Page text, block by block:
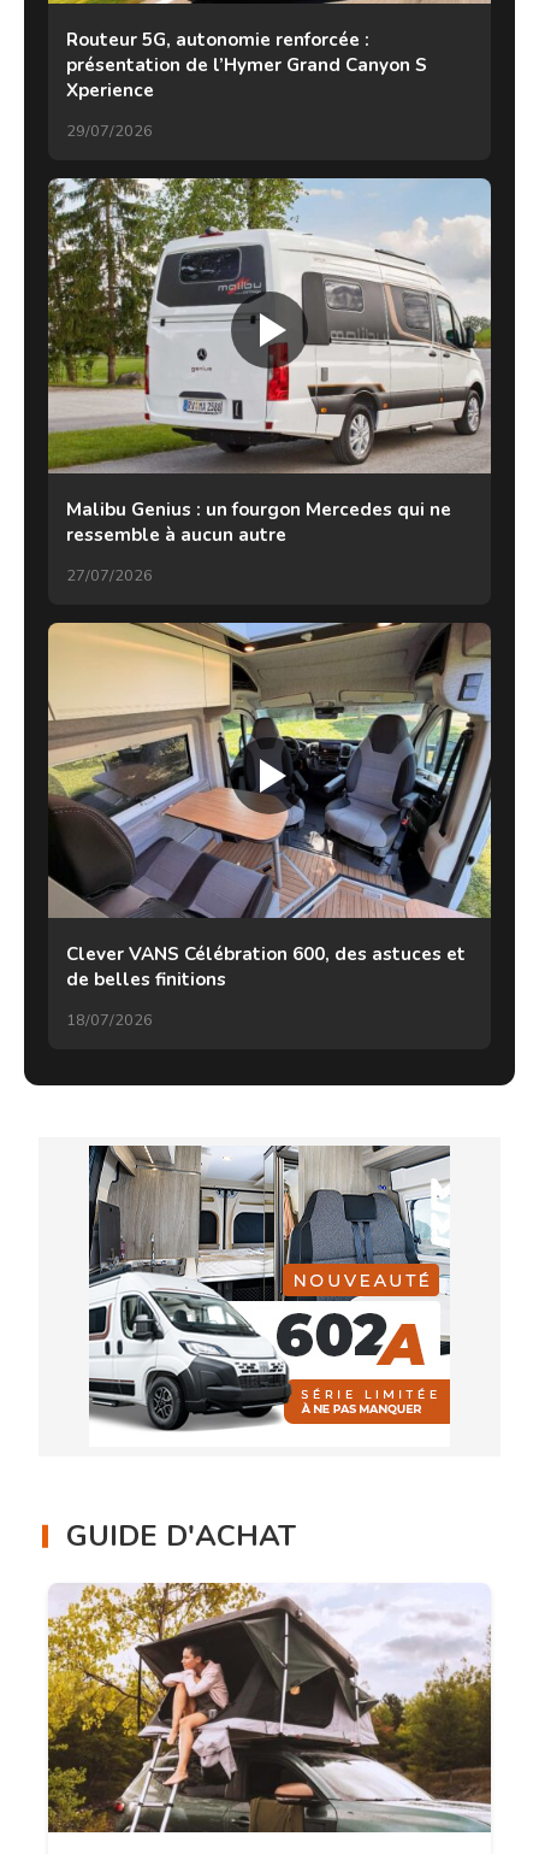
Routeur 5G, autonomie renforcée :
présentation de l’Hymer Grand Canyon S
Xperience
29/07/2026
Malibu Genius : un fourgon Mercedes qui ne
ressemble à aucun autre
27/07/2026
Clever VANS Célébration 600, des astuces et
de belles finitions
18/07/2026
GUIDE D'ACHAT